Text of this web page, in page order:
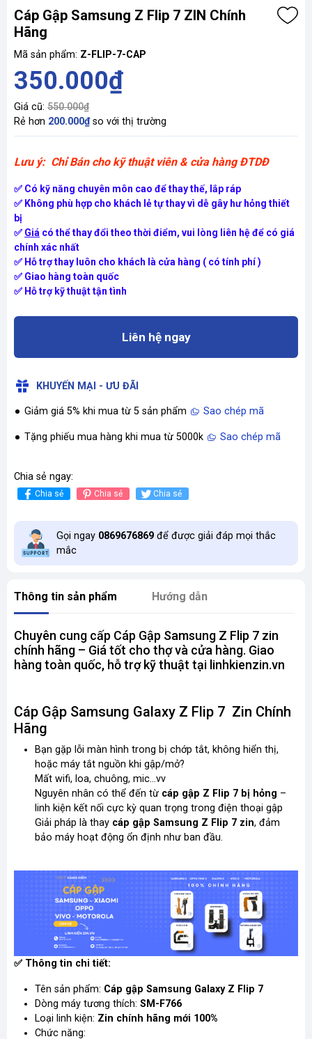
Cáp Gập Samsung Z Flip 7 ZIN Chính
Hãng
Mã sản phẩm: Z-FLIP-7-CAP
350.000₫
Giá cũ: 550.000₫
Rẻ hơn 200.000₫so với thị trường
Lưu ý: Chỉ Bán cho kỹ thuật viên & cửa hàng ĐTDĐ
✅ Có kỹ năng chuyên môn cao để thay thế, lắp ráp
✅ Không phù hợp cho khách lẻ tự thay vì dễ gây hư hỏng thiết
bị
✅ Giá có thể thay đổi theo thời điểm, vui lòng liên hệ để có giá
chính xác nhất
✅ Hỗ trợ thay luôn cho khách là cửa hàng ( có tính phí )
✅ Giao hàng toàn quốc
✅ Hỗ trợ kỹ thuật tận tình
Liên hệ ngay
KHUYẾN MẠI - ƯU ĐÃI
Giảm giá 5% khi mua từ 5 sản phẩm Sao chép mã
Tặng phiếu mua hàng khi mua từ 5000k Sao chép mã
Chia sẻ ngay:
Chia sẻ Chia sẻ Chia sẻ
Gọi ngay 0869676869 để được giải đáp mọi thắc
mắc
Thông tin sản phẩm Hướng dẫn
Chuyên cung cấp Cáp Gập Samsung Z Flip 7 zin
chính hãng – Giá tốt cho thợ và cửa hàng. Giao
hàng toàn quốc, hỗ trợ kỹ thuật tại linhkienzin.vn
Cáp Gập Samsung Galaxy Z Flip 7 Zin Chính
Hãng
Bạn gặp lỗi màn hình trong bị chớp tắt, không hiển thị,
hoặc máy tắt nguồn khi gập/mở?
Mất wifi, loa, chuông, mic...vv
Nguyên nhân có thể đến từ cáp gập Z Flip 7 bị hỏng –
linh kiện kết nối cực kỳ quan trọng trong điện thoại gập
Giải pháp là thay cáp gập Samsung Z Flip 7 zin, đảm
bảo máy hoạt động ổn định như ban đầu.
✅ Thông tin chi tiết:
Tên sản phẩm: Cáp gập Samsung Galaxy Z Flip 7
Dòng máy tương thích: SM-F766
Loại linh kiện: Zin chính hãng mới 100%
Chức năng: